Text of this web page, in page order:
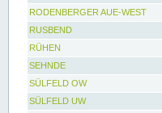
RODENBERGER AUE-WEST
RUSBEND
RÜHEN
SEHNDE
SÜLFELD OW
SÜLFELD UW